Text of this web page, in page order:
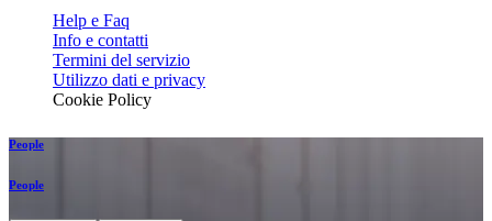
Help e Faq
Info e contatti
Termini del servizio
Utilizzo dati e privacy
Cookie Policy
People
People